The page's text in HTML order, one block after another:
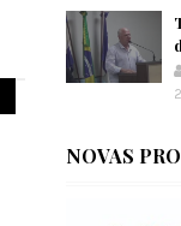
NOVAS